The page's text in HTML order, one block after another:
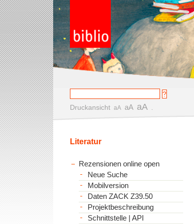
Druckansicht aA aA aA
Literatur
Rezensionen online open
Neue Suche
Mobilversion
Daten ZACK Z39.50
Projektbeschreibung
Schnittstelle | API